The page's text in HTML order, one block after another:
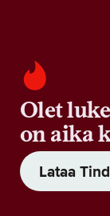
Olet
on aika
Lataa